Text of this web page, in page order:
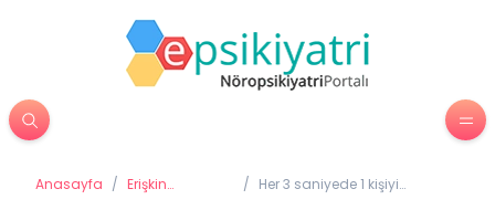
Anasayfa / Erişkin
/ Her 3 saniyede 1 kişiyi